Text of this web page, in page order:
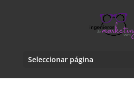
Seleccionar página